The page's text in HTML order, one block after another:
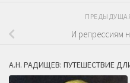
И репрессиям
А.Н. РАДИЩЕВ: ПУТЕШЕСТВИЕ